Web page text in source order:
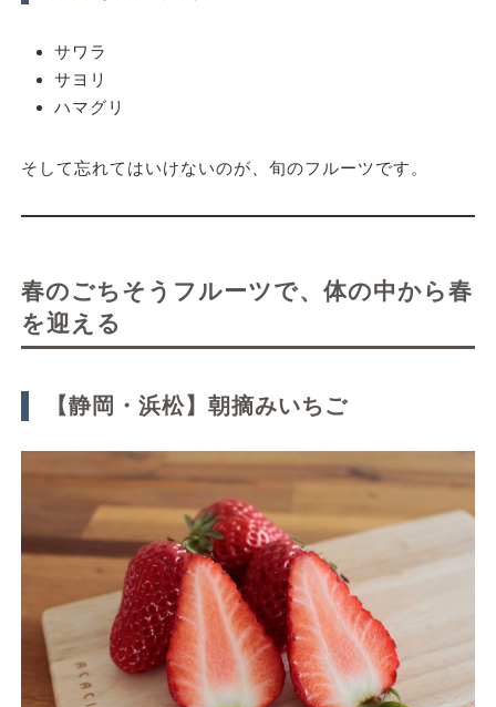
サワラ
サヨリ
ハマグリ
そして忘れてはいけないのが、 旬のフルーツです。
春のごちそうフルーツで、体の中から春
を迎える
【静岡・浜松】朝摘みいちご